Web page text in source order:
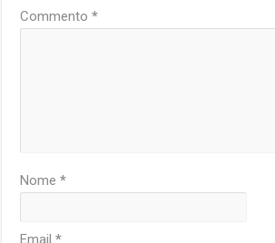
Commento*
Nome*
Email*